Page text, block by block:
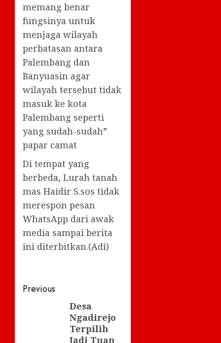
memang benar
fungsinya untuk
menjaga wilayah
perbatasan antara
Palembang dan
Banyuasin agar
wilayah tersebut tidak
masuk ke kota
Palembang seperti
yang sudah-sudah”
papar camat
Di tempat yang
berbeda, Lurah tanah
mas Haidir S.sos tidak
merespon pesan
WhatsApp dari awak
media sampai berita
ini diterbitkan.(Adi)
Post
navigation
Previous
Desa
Ngadirejo
Terpilih
Jadi Tuan